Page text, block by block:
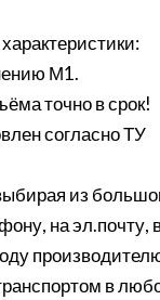
М1.
точно в срок!
согласно ТУ
из
на эл.почту,
в